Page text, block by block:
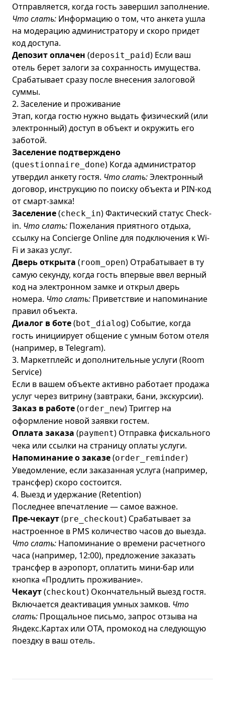
Отправляется, когда гость завершил заполнение.
Что слать: Информацию о том, что анкета ушла
на модерацию администратору и скоро придет
код доступа.
Депозит оплачен (deposit_paid) Если ваш
отель берет залоги за сохранность имущества.
Срабатывает сразу после внесения залоговой
суммы.
2. Заселение и проживание
Этап, когда гостю нужно выдать физический (или
электронный) доступ в объект и окружить его
заботой.
Заселение подтверждено
(questionnaire_done) Когда администратор
утвердил анкету гостя. Что слать:Электронный
договор, инструкцию по поиску объекта и PIN-код
от смарт-замка!
Заселение(check_in) Фактический статус Check-
in. Что слать: Пожелания приятного отдыха,
ссылку на Concierge Online для подключения к Wi-
Fi и заказ услуг.
Дверь открыта (room_open) Отрабатывает в ту
самую секунду, когда гость впервые ввел верный
код на электронном замке и открыл дверь
номера. Что слать: Приветствие и напоминание
правил объекта.
Диалог в боте(bot_dialog) Событие, когда
гость инициирует общение с умным ботом отеля
(например, в Telegram).
3. Маркетплейс и дополнительные услуги (Room
Service)
Если в вашем объекте активно работает продажа
услуг через витрину (завтраки, бани, экскурсии).
Заказ в работе(order_new) Триггер на
оформление новой заявки гостем.
Оплата заказа (payment) Отправка фискального
чека или ссылки на страницу оплаты услуги.
Напоминание о заказе(order_reminder)
Уведомление, если заказанная услуга (например,
трансфер) скоро состоится.
4. Выезд и удержание (Retention)
Последнее впечатление — самое важное.
Пре-чекаут(pre_checkout) Срабатывает за
настроенное в PMS количество часов до выезда.
Что слать: Напоминание о времени расчетного
часа (например, 12:00), предложение заказать
трансфер в аэропорт, оплатить мини-бар или
кнопка «Продлить проживание».
Чекаут(checkout) Окончательный выезд гостя.
Включается деактивация умных замков. Что
слать: Прощальное письмо, запрос отзыва на
Яндекс.Картах или ОТА, промокод на следующую
поездку в ваш отель.